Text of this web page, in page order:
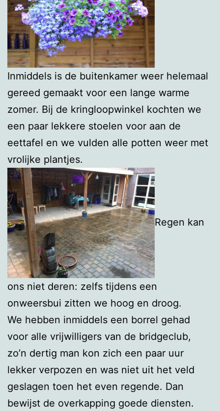
Inmiddels is de buitenkamer weer helemaal
gereed gemaakt voor een lange warme
zomer. Bij de kringloopwinkel kochten we
een paar lekkere stoelen voor aan de
eettafel en we vulden alle potten weer met
vrolijke plantjes.
Regen kan
ons niet deren: zelfs tijdens een
onweersbui zitten we hoog en droog.
We hebben inmiddels een borrel gehad
voor alle vrijwilligers van de bridgeclub,
zo’n dertig man kon zich een paar uur
lekker verpozen en was niet uit het veld
geslagen toen het even regende. Dan
bewijst de overkapping goede diensten.